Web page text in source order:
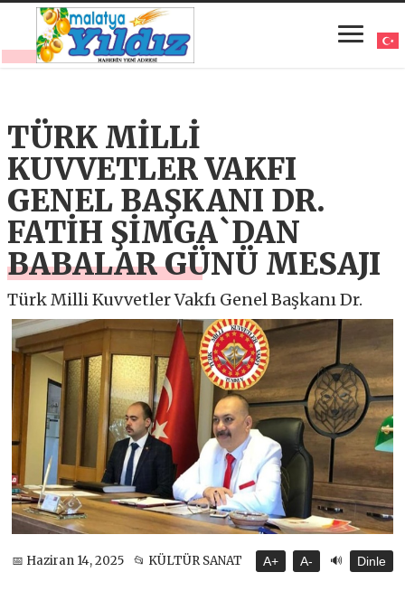
TÜRK MİLLİ
KUVVETLER VAKFI
GENEL BAŞKANI DR.
FATİH ŞİMGA`DAN
BABALAR GÜNÜ MESAJI
Türk Milli Kuvvetler Vakfı Genel Başkanı Dr.
📅 Haziran 14, 2025 📂 KÜLTÜR SANAT A+ A- 🔊 Dinle